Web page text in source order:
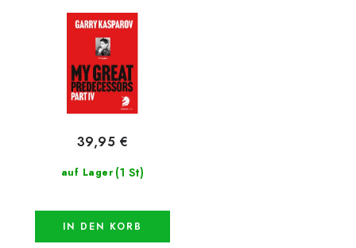
auf Lager (1 St)
39,95 €
IN DEN KORB